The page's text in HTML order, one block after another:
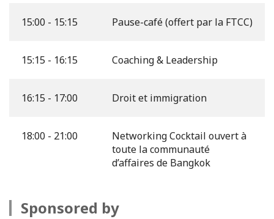
15:00 - 15:15 Pause-café (offert par la FTCC)
15:15 - 16:15 Coaching & Leadership
16:15 - 17:00 Droit et immigration
18:00 - 21:00
Networking Cocktail ouvert à
toute la communauté
d’affaires de Bangkok
Sponsored by